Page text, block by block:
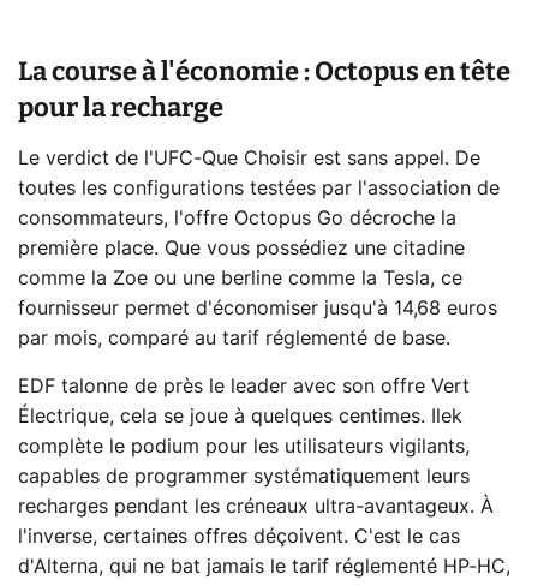
La course à l'économie : Octopus en tête
pour la recharge
Le verdict de l'UFC-Que Choisir est sans appel. De
toutes les configurations testées par l'association de
consommateurs, l'offre Octopus Go décroche la
première place. Que vous possédiez une citadine
comme la Zoe ou une berline comme la Tesla, ce
fournisseur permet d'économiser jusqu'à 14,68 euros
par mois, comparé au tarif réglementé de base.
EDF talonne de près le leader avec son offre Vert
Électrique, cela se joue à quelques centimes. Ilek
complète le podium pour les utilisateurs vigilants,
capables de programmer systématiquement leurs
recharges pendant les créneaux ultra-avantageux. À
l'inverse, certaines offres déçoivent. C'est le cas
d'Alterna, qui ne bat jamais le tarif réglementé HP-HC,